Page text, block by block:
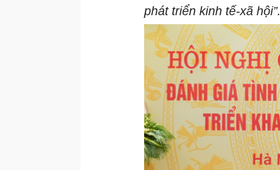
phát triển kinh tế-xã hội”.